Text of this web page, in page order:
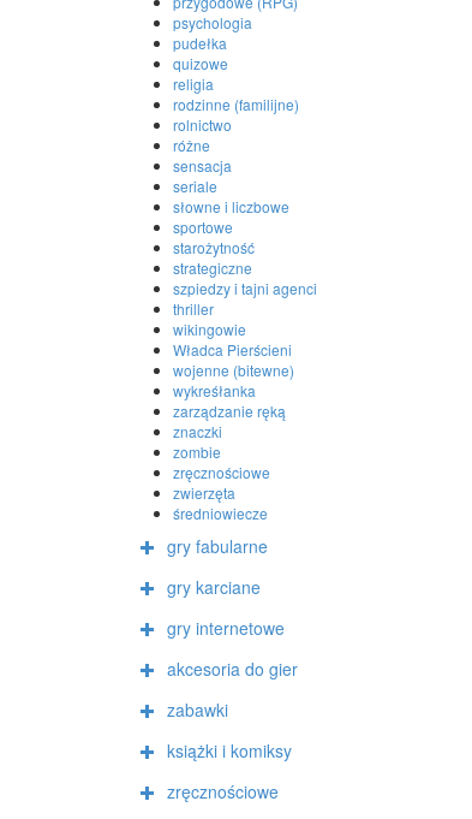
psychologia
pudełka
quizowe
religia
rodzinne (familijne)
rolnictwo
różne
sensacja
seriale
słowne i liczbowe
sportowe
starożytność
strategiczne
szpiedzy i tajni agenci
thriller
wikingowie
Władca Pierścieni
wojenne (bitewne)
wykreśłanka
zarządzanie ręką
znaczki
zombie
zręcznościowe
zwierzęta
średniowiecze
gry fabularne
gry karciane
gry internetowe
akcesoria do gier
zabawki
książki i komiksy
zręcznościowe